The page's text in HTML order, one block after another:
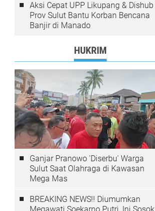
Aksi Cepat UPP Likupang & Dishub
Prov Sulut Bantu Korban Bencana
Banjir di Manado
HUKRIM
Ganjar Pranowo 'Diserbu' Warga
Sulut Saat Olahraga di Kawasan
Mega Mas
BREAKING NEWS!! Diumumkan